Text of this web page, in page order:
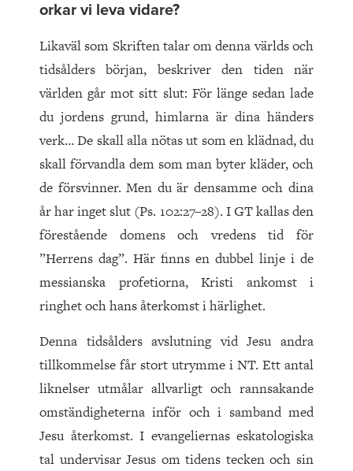
orkar vi leva vidare?
Likaväl som Skriften talar om denna världs och
tidsålders början, beskriver den tiden när
världen går mot sitt slut: För länge sedan lade
du jordens grund, himlarna är dina händers
verk… De skall alla nötas ut som en klädnad, du
skall förvandla dem som man byter kläder, och
de försvinner. Men du är densamme och dina
år har inget slut (Ps. 102:27–28). I GT kallas den
förestående domens och vredens tid för
”Herrens dag”. Här finns en dubbel linje i de
messianska profetiorna, Kristi ankomst i
ringhet och hans återkomst i härlighet.
Denna tidsålders avslutning vid Jesu andra
tillkommelse får stort utrymme i NT. Ett antal
liknelser utmålar allvarligt och rannsakande
omständigheterna inför och i samband med
Jesu återkomst. I evangeliernas eskatologiska
tal undervisar Jesus om tidens tecken och sin